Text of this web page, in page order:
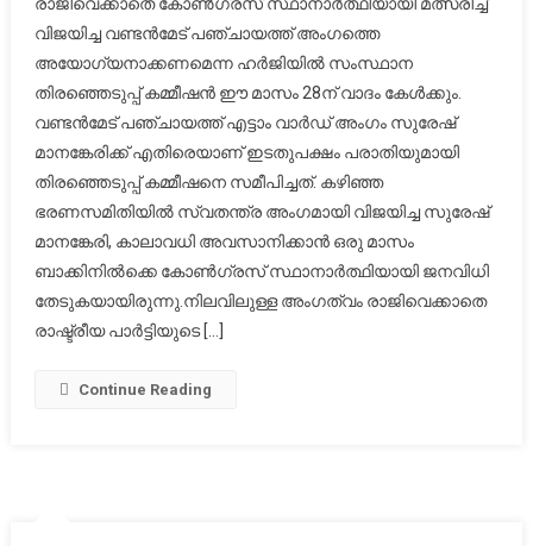
രാജി
വീണ്ടും
മത്സരിച്ചു
28
വിജയിച്ച വണ്ടൻമേട് പഞ്ചായത്ത് അംഗത്തെ
അയോഗ്യനാക്കണമെന്ന ഹർജിയിൽ സംസ്ഥാന
തിരഞ്ഞെടുപ്പ് കമ്മീഷൻ ഈ മാസം 28ന് വാദം കേൾക്കും.
വണ്ടൻമേട് പഞ്ചായത്ത് എട്ടാം വാർഡ് അംഗം സുരേഷ്
മാനങ്കേരിക്ക് എതിരെയാണ് ഇടതുപക്ഷം പരാതിയുമായി
തിരഞ്ഞെടുപ്പ് കമ്മീഷനെ സമീപിച്ചത്. കഴിഞ്ഞ
ഭരണസമിതിയിൽ സ്വതന്ത്ര അംഗമായി വിജയിച്ച സുരേഷ്
മാനങ്കേരി, കാലാവധി അവസാനിക്കാൻ ഒരു മാസം
ബാക്കിനിൽക്കെ കോൺഗ്രസ് സ്ഥാനാർത്ഥിയായി ജനവിധി
തേടുകയായിരുന്നു.നിലവിലുള്ള അംഗത്വം രാജിവെക്കാതെ
രാഷ്ട്രീയ പാർട്ടിയുടെ […]
Continue Reading